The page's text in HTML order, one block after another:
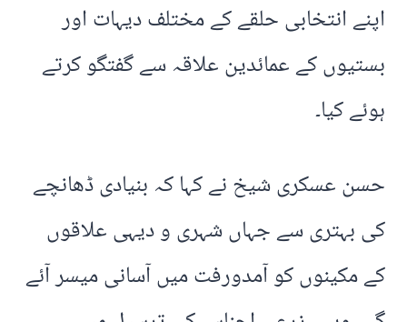
اپنے انتخابی حلقے کے مختلف دیہات اور
بستیوں کے عمائدین علاقہ سے گفتگو کرتے
ہوئے کیا۔
حسن عسکری شیخ نے کہا کہ بنیادی ڈھانچے
کی بہتری سے جہاں شہری و دیہی علاقوں
کے مکینوں کو آمدورفت میں آسانی میسر آئے